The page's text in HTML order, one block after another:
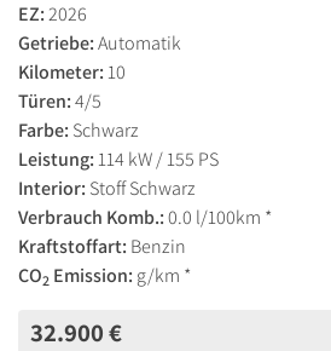
EZ:2026
Getriebe:Automatik
Kilometer: 10
Türen:4/5
Farbe: Schwarz
Leistung: 114 kW / 155 PS
Interior: Stoff Schwarz
Verbrauch Komb.:0.0 l/100km *
Kraftstoffart: Benzin
CO2 Emission: g/km *
32.900 €